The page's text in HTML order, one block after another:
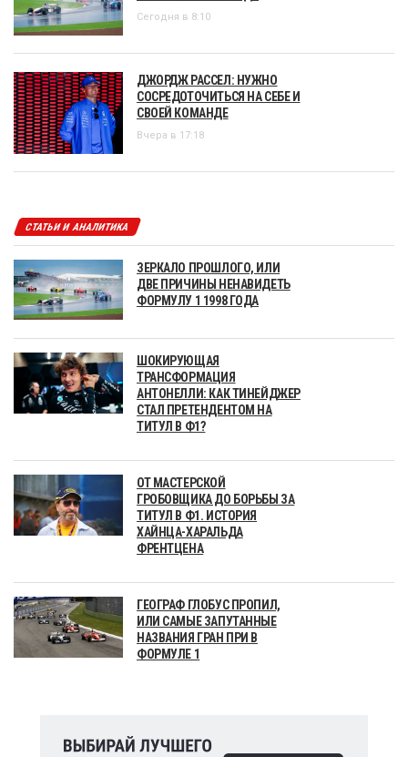
Сегодня в 8:10
ДЖОРДЖ РАССЕЛ: НУЖНО
СОСРЕДОТОЧИТЬСЯ НА СЕБЕ И
СВОЕЙ КОМАНДЕ
Вчера в 17:18
СТАТЬИ И АНАЛИТИКА
ЗЕРКАЛО ПРОШЛОГО, ИЛИ
ДВЕ ПРИЧИНЫ НЕНАВИДЕТЬ
ФОРМУЛУ 1 1998 ГОДА
ШОКИРУЮЩАЯ
ТРАНСФОРМАЦИЯ
АНТОНЕЛЛИ: КАК ТИНЕЙДЖЕР
СТАЛ ПРЕТЕНДЕНТОМ НА
ТИТУЛ В Ф1?
ОТ МАСТЕРСКОЙ
ГРОБОВЩИКА ДО БОРЬБЫ ЗА
ТИТУЛ В Ф1. ИСТОРИЯ
ХАЙНЦА-ХАРАЛЬДА
ФРЕНТЦЕНА
ГЕОГРАФ ГЛОБУС ПРОПИЛ,
ИЛИ САМЫЕ ЗАПУТАННЫЕ
НАЗВАНИЯ ГРАН ПРИ В
ФОРМУЛЕ 1